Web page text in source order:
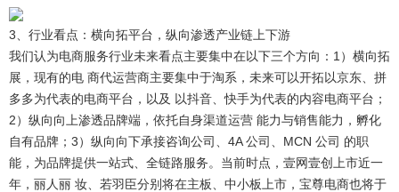
3、行业看点：横向拓平台，纵向渗透产业链上下游
我们认为电商服务行业未来看点主要集中在以下三个方向： 1）横向拓
展，现有的电 商代运营商主要集中于淘系，未来可以开拓以京东、拼
多多为代表的电商平台，以及 以抖音、快手为代表的内容电商平台；
2）纵向向上渗透品牌端，依托自身渠道运营 能力与销售能力，孵化
自有品牌；3）纵向向下承接咨询公司、4A 公司、MCN 公司 的职
能，为品牌提供一站式、全链路服务。当前时点，壹网壹创上市近一
年，丽人丽 妆、若羽臣分别将在主板、中小板上市，宝尊电商也将于